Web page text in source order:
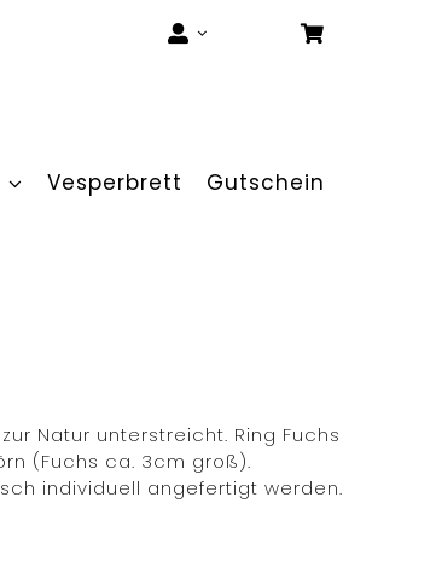
Vesperbrett Gutschein
Natur unterstreicht. Ring Fuchs
(Fuchs ca. 3cm groß).
individuell angefertigt werden.